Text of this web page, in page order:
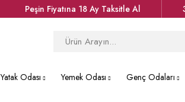
Peşin Fiyatına 18 Ay Taksitle Al
Yatak Odası Yemek Odası Genç Odaları